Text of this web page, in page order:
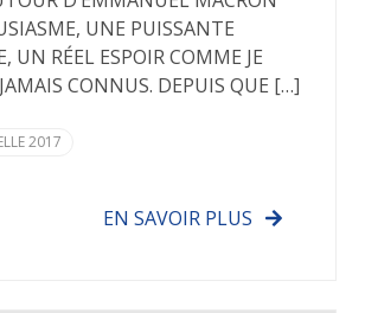
UNE PUISSANTE
UN RÉEL ESPOIR COMME JE
CONNUS. DEPUIS QUE […]
2017
EN SAVOIR PLUS